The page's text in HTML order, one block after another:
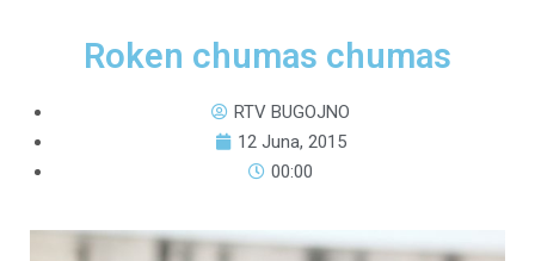
Roken chumas chumas
RTV BUGOJNO
12 Juna, 2015
00:00